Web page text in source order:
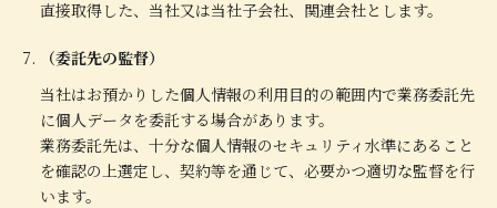
直接取得した、当社又は当社子会社、関連会社とします。
（委託先の監督）
当社はお預かりした個人情報の利用目的の範囲内で業務委託先
に個人データを委託する場合があります。
業務委託先は、十分な個人情報のセキュリティ水準にあること
を確認の上選定し、契約等を通じて、必要かつ適切な監督を行
います。